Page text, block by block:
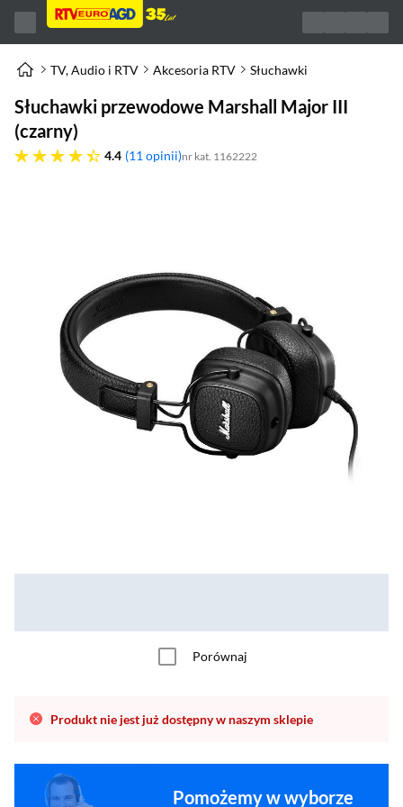
TV, Audio i RTV Akcesoria RTV Słuchawki
Słuchawki przewodowe Marshall Major III
(czarny)
4.4
4.4 gwiazdek 11 opinii nr kat. 1162222
Porównaj
Produkt nie jest już dostępny w naszym sklepie
Pomożemy w wyborze